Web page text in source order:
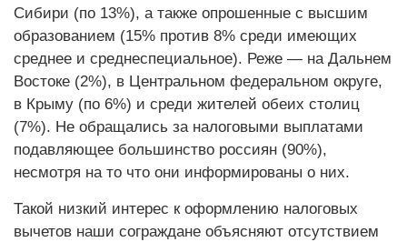
Сибири (по 13%), а также опрошенные с высшим
образованием (15% против 8% среди имеющих
среднее и среднеспециальное). Реже — на Дальнем
Востоке (2%), в Центральном федеральном округе,
в Крыму (по 6%) и среди жителей обеих столиц
(7%). Не обращались за налоговыми выплатами
подавляющее большинство россиян (90%),
несмотря на то что они информированы о них.
Такой низкий интерес к оформлению налоговых
вычетов наши сограждане объясняют отсутствием